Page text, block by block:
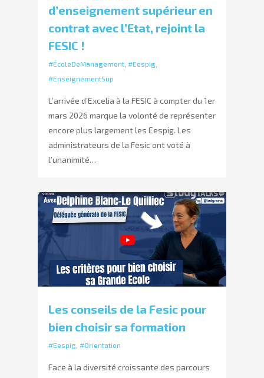
d’enseignement supérieur en
contrat avec l’Etat, rejoint la
FESIC !
#ÉcoleDeManagement #Eespig
#EnseignementSup
L’arrivée d’Excelia à la FESIC à compter du 1er
mars 2026 marque la volonté de représenter
encore plus largement les Eespig. Les
administrateurs de la Fesic ont voté à
l’unanimité…
Les conseils de la Fesic pour
bien choisir sa formation
#Eespig #Orientation
Face à la diversité croissante des parcours